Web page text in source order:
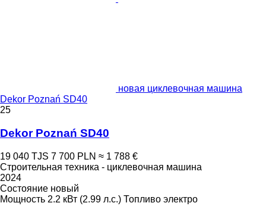
новая циклевочная машина
Dekor Poznań SD40
25
Dekor Poznań SD40
19 040 TJS 7 700 PLN ≈ 1 788 €
Строительная техника - циклевочная машина
2024
Состояние новый
Мощность 2.2 кВт (2.99 л.с.) Топливо электро